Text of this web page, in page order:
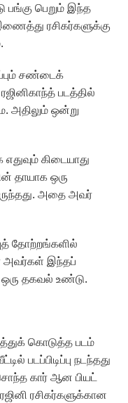
பங்கு பெறும் இந்த
ரசிகர்களுக்கு
சண்டைக்
படத்தில்
அதிலும் ஒன்று
கிடையாது
தாயாக ஒரு
அதை அவர்
தோற்றங்களில்
அவர்கள் இந்தப்
ஒரு தகவல் உண்டு.
கொடுத்த படம்
படப்பிடிப்பு நடந்தது
சொந்த கார் ஆன பியட்
ரசிகர்களுக்கான